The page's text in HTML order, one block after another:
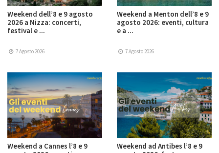
Weekend dell’8 e 9 agosto
2026 a Nizza: concerti,
festival e ...
7 Agosto 2026
Weekend a Menton dell’8 e 9
agosto 2026: eventi, cultura
e a ...
7 Agosto 2026
Weekend a Cannes l’8 e 9
Weekend ad Antibes l’8 e 9